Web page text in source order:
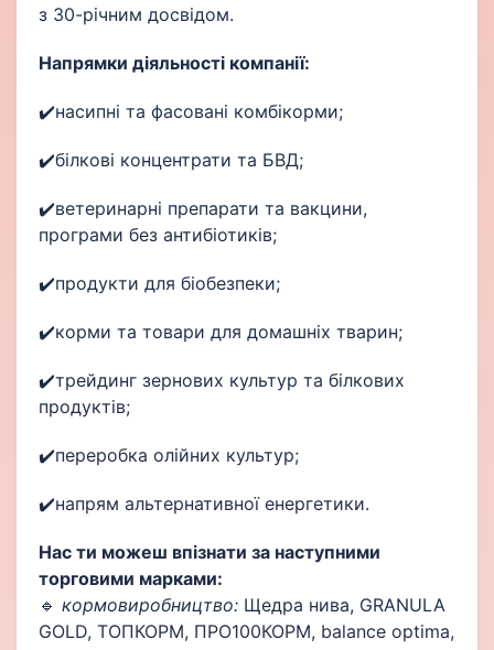
з 30-річним досвідом.
Напрямки діяльності компанії:
✔️насипні та фасовані комбікорми;
✔️білкові концентрати та БВД;
✔️ветеринарні препарати та вакцини,
програми без антибіотиків;
✔️продукти для біобезпеки;
✔️корми та товари для домашніх тварин;
✔️трейдинг зернових культур та білкових
продуктів;
✔️переробка олійних культур;
✔️напрям альтернативної енергетики.
Нас ти можеш впізнати за наступними
торговими марками:
🔹 кормовиробництво: Щедра нива, GRANULA
GOLD, ТОПКОРМ, ПРО100КОРМ, balance оptima,